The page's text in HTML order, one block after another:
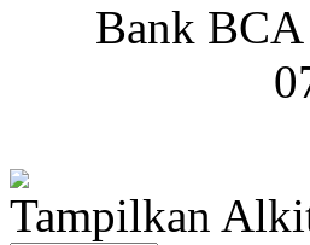
Bank BCA
Tampilkan